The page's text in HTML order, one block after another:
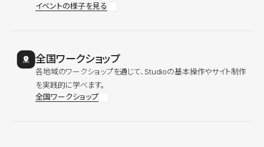
イベントの様子を見る
全国ワークショップ
各地域のワークショップを通じて、Studioの基本操作やサイト制作
を実践的に学べます。
全国ワークショップ